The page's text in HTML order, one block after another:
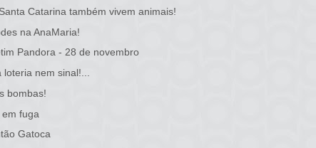
Catarina também vivem animais!
na AnaMaria!
Pandora - 28 de novembro
loteria nem sinal!...
bombas!
em fuga
Gatoca